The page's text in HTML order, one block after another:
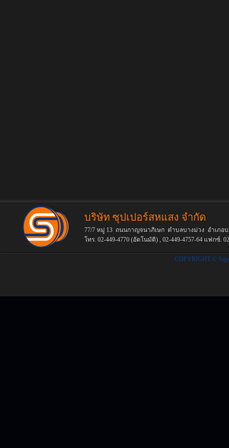
บริษัท ซุปเปอร์สหแสง จำกัด
77/7 หมู่ 13 ถนนกาญจนาภิเษก ตำบลบางม่วง อำเภอ
โทร. 02-449-4770 (อัตโนมัติ) , 02-449-4757-64 แฟกซ์.
COPYRIGHT ©